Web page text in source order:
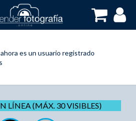
ahora es un usuario registrado
LÍNEA (MÁX. 30 VISIBLES)